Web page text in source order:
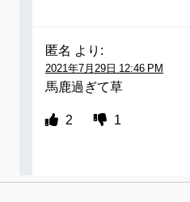
匿名 より:
2021年7月29日 12:46 PM
馬鹿過ぎて草
2 1